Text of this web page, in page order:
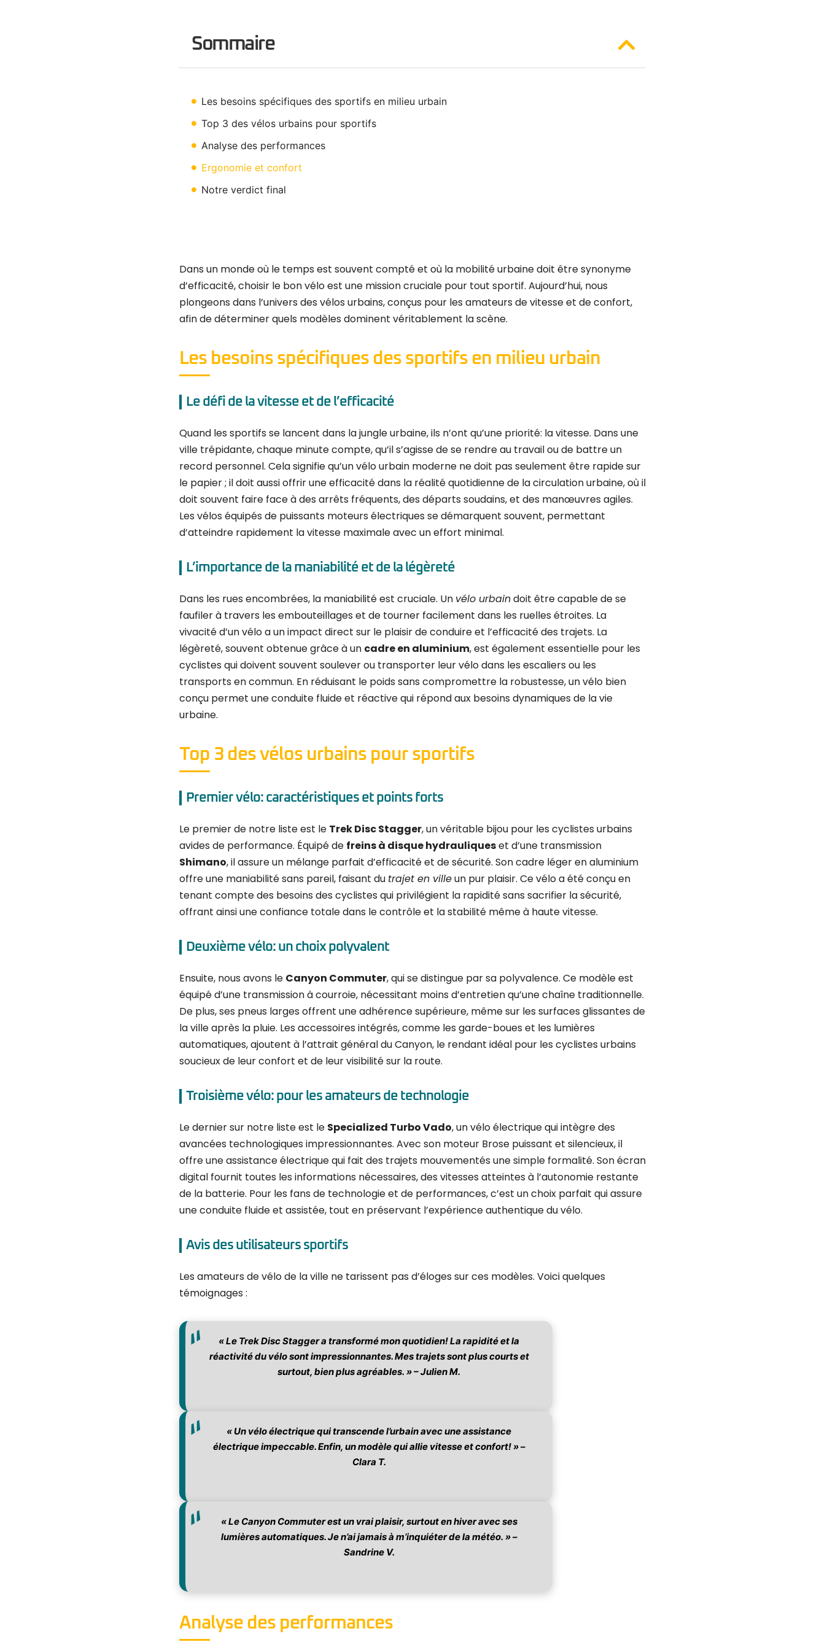
Sommaire
Les besoins spécifiques des sportifs en milieu urbain
Top 3 des vélos urbains pour sportifs
Analyse des performances
Ergonomie et confort
Notre verdict final
Dans un monde où le temps est souvent compté et où la mobilité urbaine doit être synonyme
d’efficacité, choisir le bon vélo est une mission cruciale pour tout sportif. Aujourd’hui, nous
plongeons dans l’univers des vélos urbains, conçus pour les amateurs de vitesse et de confort,
afin de déterminer quels modèles dominent véritablement la scène.
Les besoins spécifiques des sportifs en milieu urbain
Le défi de la vitesse et de l’efficacité
Quand les sportifs se lancent dans la jungle urbaine, ils n’ont qu’une priorité: la vitesse. Dans une
ville trépidante, chaque minute compte, qu’il s’agisse de se rendre au travail ou de battre un
record personnel. Cela signifie qu’un vélo urbain moderne ne doit pas seulement être rapide sur
le papier ; il doit aussi offrir une efficacité dans la réalité quotidienne de la circulation urbaine, où il
doit souvent faire face à des arrêts fréquents, des départs soudains, et des manœuvres agiles.
Les vélos équipés de puissants moteurs électriques se démarquent souvent, permettant
d’atteindre rapidement la vitesse maximale avec un effort minimal.
L’importance de la maniabilité et de la légèreté
Dans les rues encombrées, la maniabilité est cruciale. Un vélo urbaindoit être capable de se
faufiler à travers les embouteillages et de tourner facilement dans les ruelles étroites. La
vivacité d’un vélo a un impact direct sur le plaisir de conduire et l’efficacité des trajets. La
légèreté, souvent obtenue grâce à un cadre en aluminium, est également essentielle pour les
cyclistes qui doivent souvent soulever ou transporter leur vélo dans les escaliers ou les
transports en commun. En réduisant le poids sans compromettre la robustesse, un vélo bien
conçu permet une conduite fluide et réactive qui répond aux besoins dynamiques de la vie
urbaine.
Top 3 des vélos urbains pour sportifs
Premier vélo: caractéristiques et points forts
Le premier de notre liste est le Trek Disc Stagger, un véritable bijou pour les cyclistes urbains
avides de performance. Équipé de freins à disque hydrauliqueset d’une transmission
Shimano, il assure un mélange parfait d’efficacité et de sécurité. Son cadre léger en aluminium
offre une maniabilité sans pareil, faisant du trajet en villeun pur plaisir. Ce vélo a été conçu en
tenant compte des besoins des cyclistes qui privilégient la rapidité sans sacrifier la sécurité,
offrant ainsi une confiance totale dans le contrôle et la stabilité même à haute vitesse.
Deuxième vélo: un choix polyvalent
Ensuite, nous avons le Canyon Commuter, qui se distingue par sa polyvalence. Ce modèle est
équipé d’une transmission à courroie, nécessitant moins d’entretien qu’une chaîne traditionnelle.
De plus, ses pneus larges offrent une adhérence supérieure, même sur les surfaces glissantes de
la ville après la pluie. Les accessoires intégrés, comme les garde-boues et les lumières
automatiques, ajoutent à l’attrait général du Canyon, le rendant idéal pour les cyclistes urbains
soucieux de leur confort et de leur visibilité sur la route.
Troisième vélo: pour les amateurs de technologie
Le dernier sur notre liste est le Specialized Turbo Vado, un vélo électrique qui intègre des
avancées technologiques impressionnantes. Avec son moteur Brose puissant et silencieux, il
offre une assistance électrique qui fait des trajets mouvementés une simple formalité. Son écran
digital fournit toutes les informations nécessaires, des vitesses atteintes à l’autonomie restante
de la batterie. Pour les fans de technologie et de performances, c’est un choix parfait qui assure
une conduite fluide et assistée, tout en préservant l’expérience authentique du vélo.
Avis des utilisateurs sportifs
Les amateurs de vélo de la ville ne tarissent pas d’éloges sur ces modèles. Voici quelques
témoignages :
« Le Trek Disc Stagger a transformé mon quotidien! La rapidité et la
réactivité du vélo sont impressionnantes. Mes trajets sont plus courts et
surtout, bien plus agréables. » – Julien M.
« Un vélo électrique qui transcende l’urbain avec une assistance
électrique impeccable. Enfin, un modèle qui allie vitesse et confort! » –
Clara T.
« Le Canyon Commuter est un vrai plaisir, surtout en hiver avec ses
lumières automatiques. Je n’ai jamais à m’inquiéter de la météo. » –
Sandrine V.
Analyse des performances